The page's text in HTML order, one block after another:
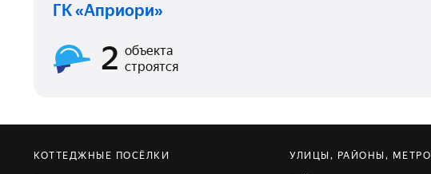
ГК «Априори»
2 объекта
строятся
КОТТЕДЖНЫЕ ПОСЁЛКИ УЛИЦЫ, РАЙОНЫ, МЕТРО